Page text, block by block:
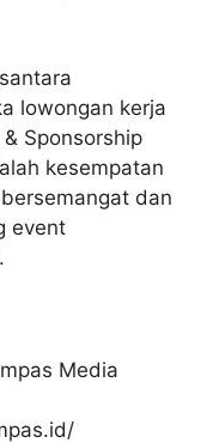
lowongan kerja
Sponsorship
kesempatan
dan
event
Media